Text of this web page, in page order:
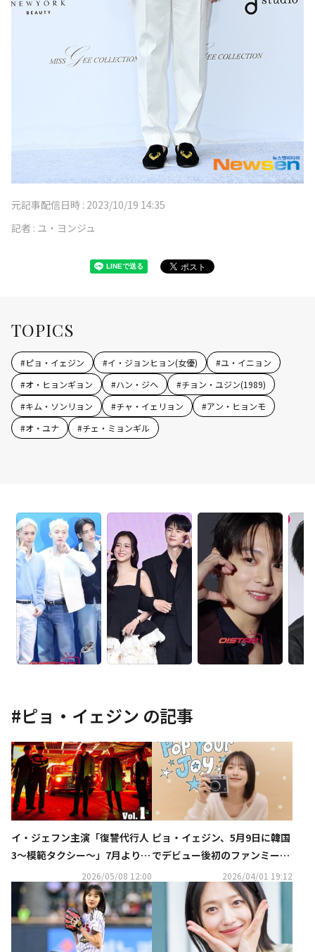
元記事配信日時 : 2023/10/19 14:35
記者 : ユ・ヨンジュ
TOPICS
#ピョ・イェジン #イ・ジョンヒョン(女優) #ユ・イニョン
#オ・ヒョンギョン #ハン・ジヘ #チョン・ユジン(1989)
#キム・ソンリョン #チャ・イェリョン #アン・ヒョンモ
#オ・ユナ #チェ・ミョンギル
#ピョ・イェジン の記事
イ・ジェフン主演「復讐代行人
3～模範タクシー～」7月よりD
VDレンタル開始！DVD-BOXの
発売も決定
2026/05/08 12:00
ピョ・イェジン、5月9日に韓国
でデビュー後初のファンミーテ
2026/04/01 19:12